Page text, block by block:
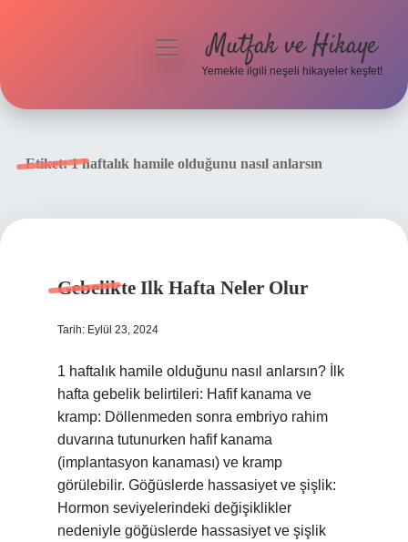
menüyüMutfak ve Hikaye
Yemekle ilgili neşeli hikayeler keşfet!
Etiket:1 haftalık hamile olduğunu nasıl anlarsın
Gebelikte Ilk Hafta Neler Olur
Tarih: Eylül 23, 2024
1 haftalık hamile olduğunu nasıl anlarsın? İlk
hafta gebelik belirtileri: Hafif kanama ve
kramp: Döllenmeden sonra embriyo rahim
duvarına tutunurken hafif kanama
(implantasyon kanaması) ve kramp
görülebilir. Göğüslerde hassasiyet ve şişlik:
Hormon seviyelerindeki değişiklikler
nedeniyle göğüslerde hassasiyet ve şişlik